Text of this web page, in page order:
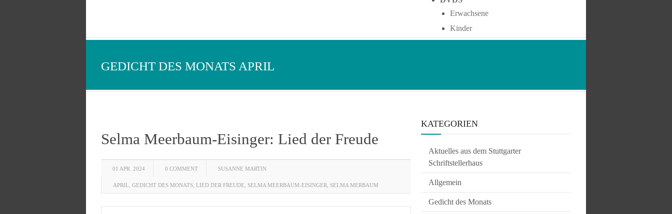
Erwachsene
Kinder
GEDICHT DES MONATS APRIL
Selma Meerbaum-Eisinger: Lied der Freude
01 APR. 2024 0 COMMENT SUSANNE MARTIN
APRIL GEDICHT DES MONATS LIED DER FREUDE SELMA MEERBAUM-EISINGER SELMA MERBAUM
KATEGORIEN
Aktuelles aus dem Stuttgarter
Schriftstellerhaus
Allgemein
Gedicht des Monats